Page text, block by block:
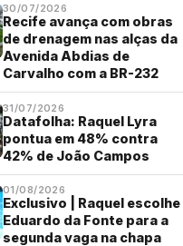
30/07/2026
Recife avança com obras
de drenagem nas alças da
Avenida Abdias de
Carvalho com a BR-232
31/07/2026
Datafolha: Raquel Lyra
pontua em 48% contra
42% de João Campos
01/08/2026
Exclusivo | Raquel escolhe
Eduardo da Fonte para a
segunda vaga na chapa